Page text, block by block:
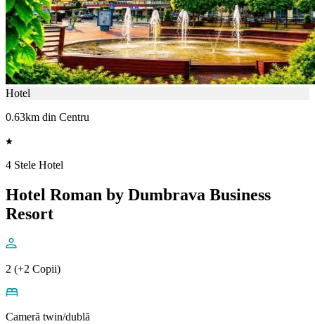
Hotel
0.63km din Centru
4 Stele Hotel
Hotel Roman by Dumbrava Business
Resort
2 (+2 Copii)
Cameră twin/dublă